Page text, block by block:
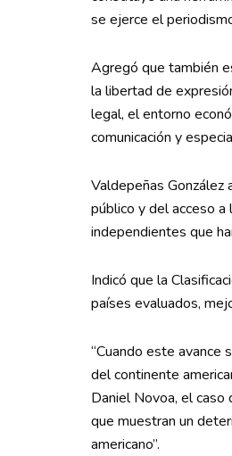
se ejerce el
Agregó que también
la libertad de
legal, el entorno
comunicación y
Valdepeñas
público y del acceso a
independientes que
Indicó que la
países evaluados,
“Cuando este avance
del continente
Daniel Novoa, el caso
que muestran un
americano”.